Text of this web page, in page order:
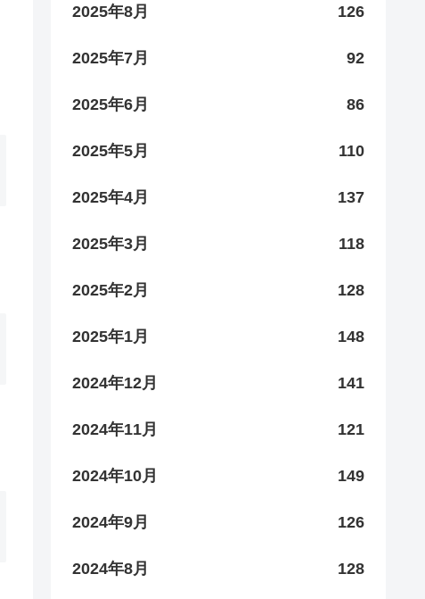
2025年8月 126
2025年7月 92
2025年6月 86
2025年5月 110
2025年4月 137
2025年3月 118
2025年2月 128
2025年1月 148
2024年12月 141
2024年11月 121
2024年10月 149
2024年9月 126
2024年8月 128